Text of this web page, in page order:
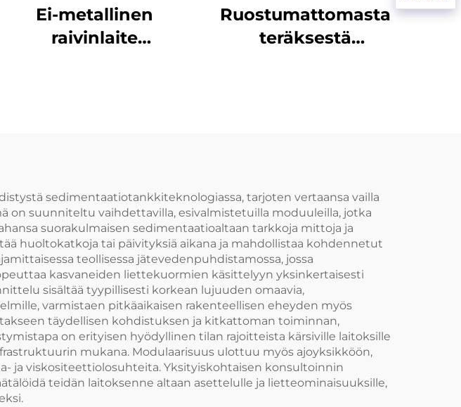
Ei-metallinen
raivinlaite
Ruostumattomasta
teräksestä
yhdistelmässä
sedimentaatiotankkiteknologiassa, tarjoten vertaansa vailla
on suunniteltu vaihdettavilla, esivalmistetuilla moduuleilla, jotka
suorakulmaisen sedimentaatioaltaan tarkkoja mittoja ja
huoltokatkoja tai päivityksiä aikana ja mahdollistaa kohdennetut
teollisessa jätevedenpuhdistamossa, jossa
kasvaneiden liettekuormien käsittelyyn yksinkertaisesti
sisältää tyypillisesti korkean lujuuden omaavia,
varmistaen pitkäaikaisen rakenteellisen eheyden myös
täydellisen kohdistuksen ja kitkattoman toiminnan,
on erityisen hyödyllinen tilan rajoitteista kärsiville laitoksille
mukana. Modulaarisuus ulottuu myös ajoyksikköön,
ja viskositeettiolosuhteita. Yksityiskohtaisen konsultoinnin
teidän laitoksenne altaan asettelulle ja lietteominaisuuksille,